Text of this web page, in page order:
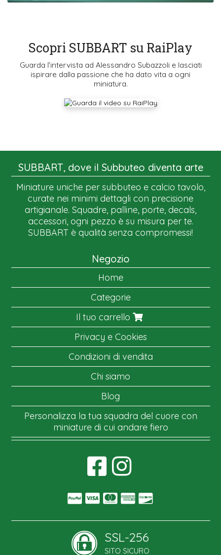
Scopri SUBBART su RaiPlay
Guarda l’intervista ad Alessandro Subazzoli e lasciati
ispirare dalla passione che ha dato vita a ogni
miniatura.
SUBBART, dove il Subbuteo diventa arte
Miniature uniche per subbuteo e calcio tavolo,
curate nei minimi dettagli con precisione
artigianale. Squadre, palline, porte, decals,
accessori, ogni pezzo è su misura per te.
SUBBART è qualità senza compromessi!
Negozio
Home
Categorie
Il tuo carrello
Privacy e Cookies
Condizioni di vendita
Chi siamo
Blog
Personalizza la tua squadra del cuore con
miniature di cui andare fiero
SSL-256
SITO SICURO